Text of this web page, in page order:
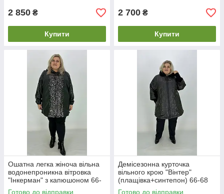
2 850 ₴
Купити
2 700 ₴
Купити
Ошатна легка жіноча вільна
водонепроникна вітровка
"Інкерман" з капюшоном 66-
68
Готово до відправки
Демісезонна курточка
вільного крою "Вінтер"
(плащівка+синтепон) 66-68
Готово до відправки